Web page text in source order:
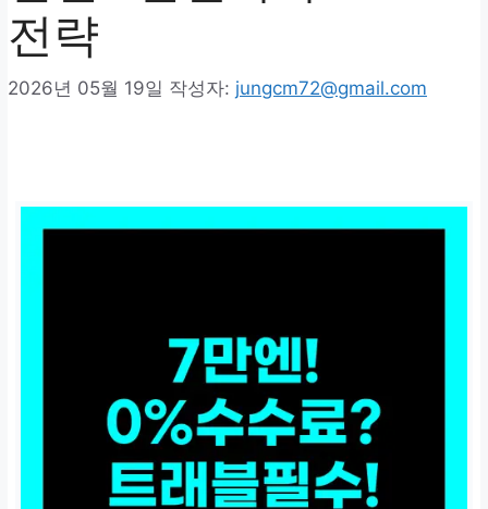
전략
2026년 05월 19일 작성자: jungcm72@gmail.com